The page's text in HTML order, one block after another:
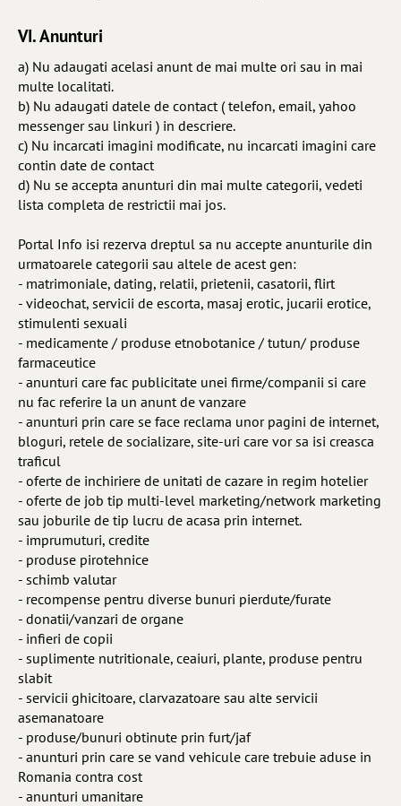
VI. Anunturi
a) Nu adaugati acelasi anunt de mai multe ori sau in mai
multe localitati.
b) Nu adaugati datele de contact ( telefon, email, yahoo
messenger sau linkuri ) in descriere.
c) Nu incarcati imagini modificate, nu incarcati imagini care
contin date de contact
d) Nu se accepta anunturi din mai multe categorii, vedeti
lista completa de restrictii mai jos.
Portal Info isi rezerva dreptul sa nu accepte anunturile din
urmatoarele categorii sau altele de acest gen:
- matrimoniale, dating, relatii, prietenii, casatorii, flirt
- videochat, servicii de escorta, masaj erotic, jucarii erotice,
stimulenti sexuali
- medicamente / produse etnobotanice / tutun/ produse
farmaceutice
- anunturi care fac publicitate unei firme/companii si care
nu fac referire la un anunt de vanzare
- anunturi prin care se face reclama unor pagini de internet,
bloguri, retele de socializare, site-uri care vor sa isi creasca
traficul
- oferte de inchiriere de unitati de cazare in regim hotelier
- oferte de job tip multi-level marketing/network marketing
sau joburile de tip lucru de acasa prin internet.
- imprumuturi, credite
- produse pirotehnice
- schimb valutar
- recompense pentru diverse bunuri pierdute/furate
- donatii/vanzari de organe
- infieri de copii
- suplimente nutritionale, ceaiuri, plante, produse pentru
slabit
- servicii ghicitoare, clarvazatoare sau alte servicii
asemanatoare
- produse/bunuri obtinute prin furt/jaf
- anunturi prin care se vand vehicule care trebuie aduse in
Romania contra cost
- anunturi umanitare